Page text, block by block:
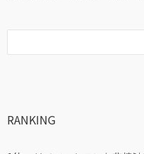
RANKING